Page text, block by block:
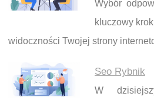
Wybór
kluczowy
widoczności Twojej strony
Seo Rybnik
W
Nawigacja wpisu